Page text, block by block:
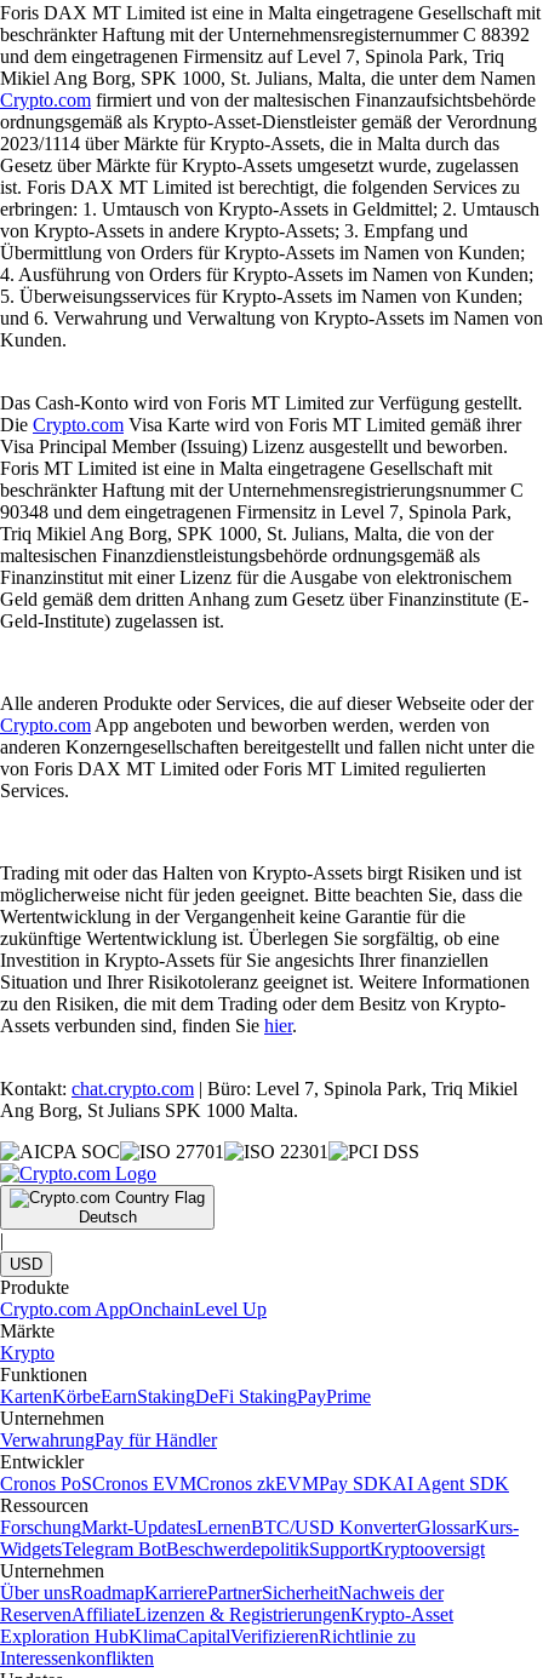
Foris DAX MT Limited ist eine in Malta eingetragene Gesellschaft mit
beschränkter Haftung mit der Unternehmensregisternummer C 88392
und dem eingetragenen Firmensitz auf Level 7, Spinola Park, Triq
Mikiel Ang Borg, SPK 1000, St. Julians, Malta, die unter dem Namen
Crypto.com firmiert und von der maltesischen Finanzaufsichtsbehörde
ordnungsgemäß als Krypto-Asset-Dienstleister gemäß der Verordnung
2023/1114 über Märkte für Krypto-Assets, die in Malta durch das
Gesetz über Märkte für Krypto-Assets umgesetzt wurde, zugelassen
ist. Foris DAX MT Limited ist berechtigt, die folgenden Services zu
erbringen: 1. Umtausch von Krypto-Assets in Geldmittel; 2. Umtausch
von Krypto-Assets in andere Krypto-Assets; 3. Empfang und
Übermittlung von Orders für Krypto-Assets im Namen von Kunden;
4. Ausführung von Orders für Krypto-Assets im Namen von Kunden;
5. Überweisungsservices für Krypto-Assets im Namen von Kunden;
und 6. Verwahrung und Verwaltung von Krypto-Assets im Namen von
Kunden.
Das Cash-Konto wird von Foris MT Limited zur Verfügung gestellt.
Die Crypto.com Visa Karte wird von Foris MT Limited gemäß ihrer
Visa Principal Member (Issuing) Lizenz ausgestellt und beworben.
Foris MT Limited ist eine in Malta eingetragene Gesellschaft mit
beschränkter Haftung mit der Unternehmensregistrierungsnummer C
90348 und dem eingetragenen Firmensitz in Level 7, Spinola Park,
Triq Mikiel Ang Borg, SPK 1000, St. Julians, Malta, die von der
maltesischen Finanzdienstleistungsbehörde ordnungsgemäß als
Finanzinstitut mit einer Lizenz für die Ausgabe von elektronischem
Geld gemäß dem dritten Anhang zum Gesetz über Finanzinstitute (E-
Geld-Institute) zugelassen ist.
Alle anderen Produkte oder Services, die auf dieser Webseite oder der
Crypto.com App angeboten und beworben werden, werden von
anderen Konzerngesellschaften bereitgestellt und fallen nicht unter die
von Foris DAX MT Limited oder Foris MT Limited regulierten
Services.
Trading mit oder das Halten von Krypto-Assets birgt Risiken und ist
möglicherweise nicht für jeden geeignet. Bitte beachten Sie, dass die
Wertentwicklung in der Vergangenheit keine Garantie für die
zukünftige Wertentwicklung ist. Überlegen Sie sorgfältig, ob eine
Investition in Krypto-Assets für Sie angesichts Ihrer finanziellen
Situation und Ihrer Risikotoleranz geeignet ist. Weitere Informationen
zu den Risiken, die mit dem Trading oder dem Besitz von Krypto-
Assets verbunden sind, finden Sie hier.
Kontakt: chat.crypto.com | Büro: Level 7, Spinola Park, Triq Mikiel
Ang Borg, St Julians SPK 1000 Malta.
Deutsch
|
USD
Produkte
Crypto.com AppOnchainLevel Up
Märkte
Krypto
Funktionen
KartenKörbeEarnStakingDeFi StakingPayPrime
Unternehmen
VerwahrungPay für Händler
Entwickler
Cronos PoSCronos EVMCronos zkEVMPay SDKAI Agent SDK
Ressourcen
ForschungMarkt-UpdatesLernenBTC/USD KonverterGlossarKurs-
WidgetsTelegram BotBeschwerdepolitikSupportKryptooversigt
Unternehmen
Über unsRoadmapKarrierePartnerSicherheitNachweis der
ReservenAffiliateLizenzen & RegistrierungenKrypto-Asset
Exploration HubKlimaCapitalVerifizierenRichtlinie zu
Interessenkonflikten